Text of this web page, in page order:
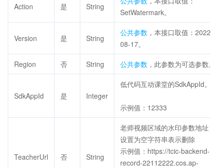
Action 是 String
SetWatermark。
Version 是 String
公共参数 ，本接口取值：2022-
08-17。
Region 否 String 公共参数 ，此参数为可选参数。
SdkAppId 是 Integer
低代码互动课堂的SdkAppId。
示例值：12333
TeacherUrl 否 String
老师视频区域的水印参数地址，
设置为空字符串表示删除
示例值：https://tcic-backend-
record-22112222.cos.ap-